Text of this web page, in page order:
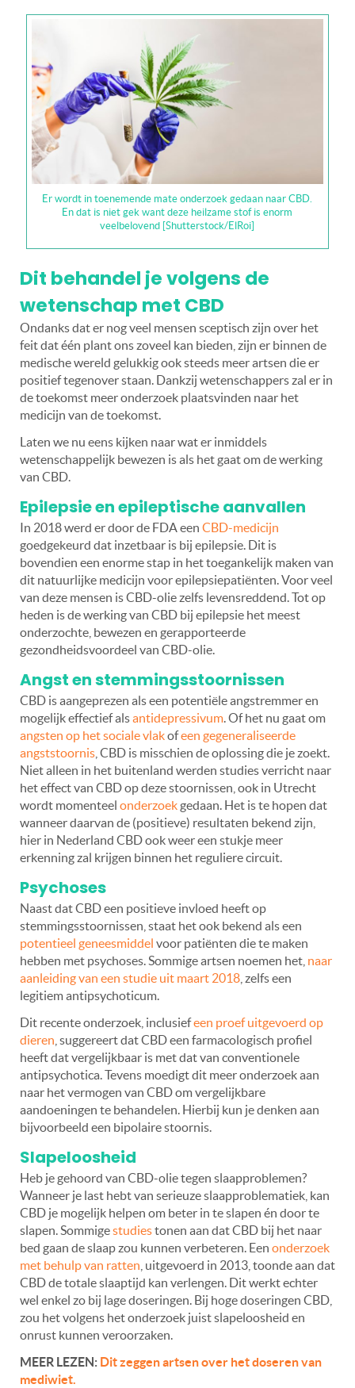
Er wordt in toenemende mate onderzoek gedaan naar CBD.
En dat is niet gek want deze heilzame stof is enorm
veelbelovend [Shutterstock/ElRoi]
Dit behandel je volgens de
wetenschap met CBD
Ondanks dat er nog veel mensen sceptisch zijn over het
feit dat één plant ons zoveel kan bieden, zijn er binnen de
medische wereld gelukkig ook steeds meer artsen die er
positief tegenover staan. Dankzij wetenschappers zal er in
de toekomst meer onderzoek plaatsvinden naar het
medicijn van de toekomst.
Laten we nu eens kijken naar wat er inmiddels
wetenschappelijk bewezen is als het gaat om de werking
van CBD.
Epilepsie en epileptische aanvallen
In 2018 werd er door de FDA een CBD-medicijn
goedgekeurd dat inzetbaar is bij epilepsie. Dit is
bovendien een enorme stap in het toegankelijk maken van
dit natuurlijke medicijn voor epilepsiepatiënten. Voor veel
van deze mensen is CBD-olie zelfs levensreddend. Tot op
heden is de werking van CBD bij epilepsie het meest
onderzochte, bewezen en gerapporteerde
gezondheidsvoordeel van CBD-olie.
Angst en stemmingsstoornissen
CBD is aangeprezen als een potentiële angstremmer en
mogelijk effectief alsantidepressivum. Of het nu gaat om
angsten op het sociale vlakofeen gegeneraliseerde
angststoornis , CBD is misschien de oplossing die je zoekt.
Niet alleen in het buitenland werden studies verricht naar
het effect van CBD op deze stoornissen, ook in Utrecht
wordt momenteel onderzoek gedaan. Het is te hopen dat
wanneer daarvan de (positieve) resultaten bekend zijn,
hier in Nederland CBD ook weer een stukje meer
erkenning zal krijgen binnen het reguliere circuit.
Psychoses
Naast dat CBD een positieve invloed heeft op
stemmingsstoornissen, staat het ook bekend als een
potentieel geneesmiddel voor patiënten die te maken
hebben met psychoses. Sommige artsen noemen het, naar
aanleiding van een studie uit maart 2018 , zelfs een
legitiem antipsychoticum.
Dit recente onderzoek, inclusiefeen proef uitgevoerd op
dieren , suggereert dat CBD een farmacologisch profiel
heeft dat vergelijkbaar is met dat van conventionele
antipsychotica. Tevens moedigt dit meer onderzoek aan
naar het vermogen van CBD om vergelijkbare
aandoeningen te behandelen. Hierbij kun je denken aan
bijvoorbeeld een bipolaire stoornis.
Slapeloosheid
Heb je gehoord van CBD-olie tegen slaapproblemen?
Wanneer je last hebt van serieuze slaapproblematiek, kan
CBD je mogelijk helpen om beter in te slapen én door te
slapen. Sommigestudiestonen aan dat CBD bij het naar
bed gaan de slaap zou kunnen verbeteren. Een onderzoek
met behulp van ratten , uitgevoerd in 2013, toonde aan dat
CBD de totale slaaptijd kan verlengen. Dit werkt echter
wel enkel zo bij lage doseringen. Bij hoge doseringen CBD,
zou het volgens het onderzoek juist slapeloosheid en
onrust kunnen veroorzaken.
MEER LEZEN: Dit zeggen artsen over het doseren van
mediwiet.